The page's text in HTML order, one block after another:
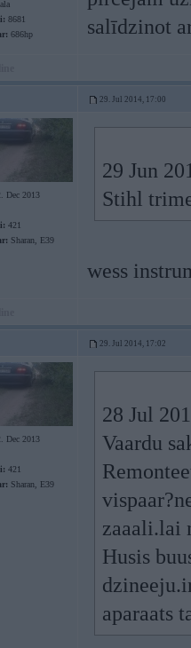
8681
686hp
salīdzinot
29. Jul 2014, 17:00
Dec 2013
421
Sharan, E39
29 Jun
Stihl
wess
29. Jul 2014, 17:02
Dec 2013
421
Sharan, E39
28 Jul
Vaardu
zaaali.lai
Husis
aparaats